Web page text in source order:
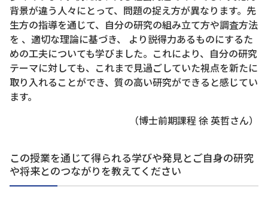
背景が違う人々にとって、問題の捉え方が異なります。先
生方の指導を通じて、自分の研究の組み立て方や調査方法
を 、適切な理論に基づき、 より説得力あるものにするた
めの工夫についても学びました。これにより、自分の研究
テーマに対しても、これまで見過ごしていた視点を新たに
取り入れることができ、質の高い研究ができると感じてい
ます。
（博士前期課程 徐 英哲さん）
この授業を通じて得られる学びや発見とご自身の研究
や将来とのつながりを教えてください